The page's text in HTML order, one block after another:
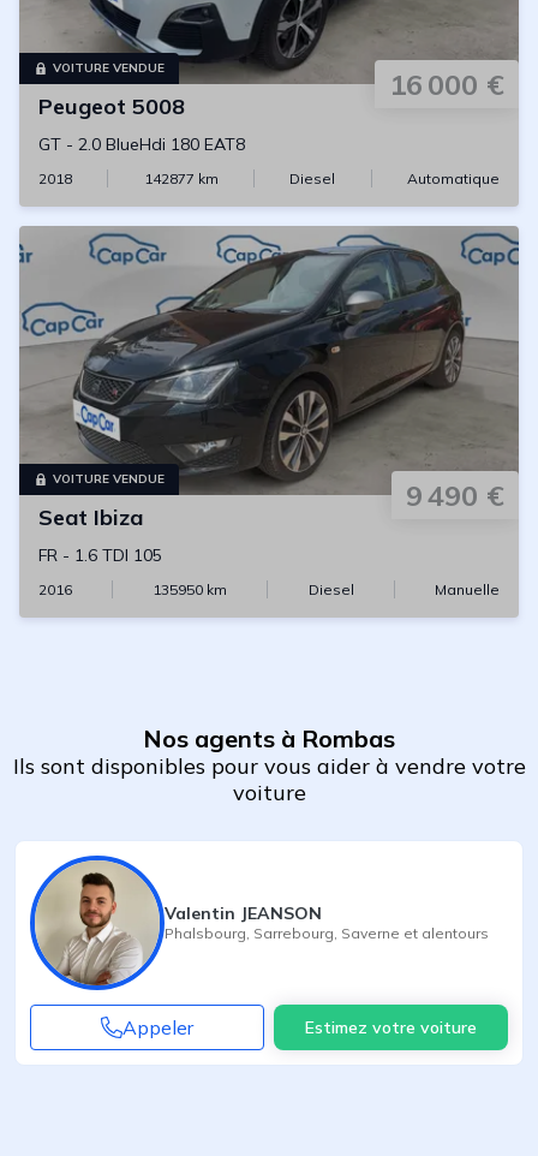
VOITURE VENDUE 16 000 €
Peugeot 5008
GT - 2.0 BlueHdi 180 EAT8
2018 142877 km Diesel Automatique
VOITURE VENDUE 9 490 €
Seat Ibiza
FR - 1.6 TDI 105
2016 135950 km Diesel Manuelle
Nos agents à Rombas
Ils sont disponibles pour vous aider à vendre votre
voiture
Valentin JEANSON
Phalsbourg Sarrebourg Saverne et alentours
Appeler Estimez votre voiture